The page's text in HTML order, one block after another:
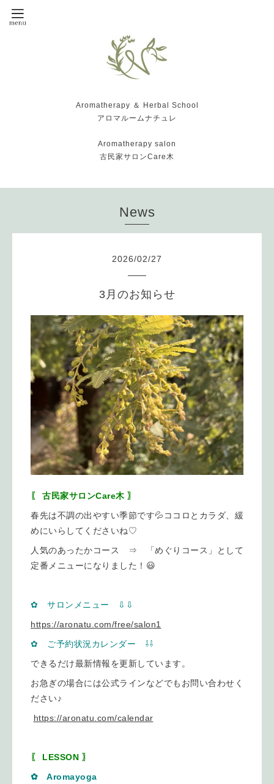
Aromatherapy ＆ Herbal School
アロマルームナチュレ
Aromatherapy salon
古民家サロンCare木
News
2026/02/27
3月のお知らせ
〖 古民家サロンCare木 〗
春先は不調の出やすい季節です💦ココロとカラダ、緩
めにいらしてくださいね♡
人気のあったかコース ⇒ 「めぐりコース」として
定番メニューになりました！😃
✿ サロンメニュー ⇩ ⇩
https://aronatu.com/free/salon1
✿ ご予約状況カレンダー ⇩⇩
できるだけ最新情報を更新しています。
お急ぎの場合には公式ラインなどでもお問い合わせく
ださい♪
https://aronatu.com/calendar
〖 LESSON 〗
✿ Aromayoga